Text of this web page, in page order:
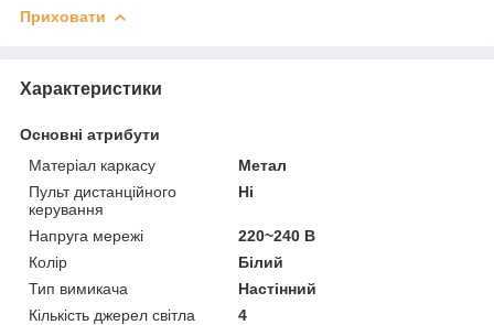
Приховати
Характеристики
Основні атрибути
Матеріал каркасу
Метал
Пульт дистанційного
керування
Ні
Напруга мережі
220~240 В
Колір
Білий
Тип вимикача
Настінний
Кількість джерел світла
4